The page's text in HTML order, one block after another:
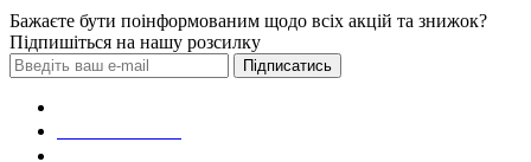
Бажаєте бути поінформованим щодо всіх акцій та знижок?
Підпишіться на нашу розсилку
Підписатись